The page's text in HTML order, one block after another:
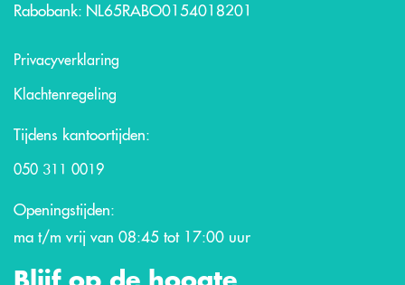
Rabobank: NL65RABO0154018201
Privacyverklaring
Klachtenregeling
Tijdens kantoortijden:
050 311 0019
Openingstijden:
ma t/m vrij van 08:45 tot 17:00 uur